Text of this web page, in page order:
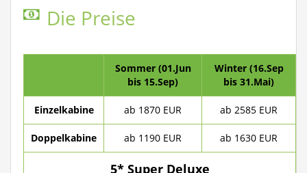
Die Preise
Sommer (01.Jun
bis 15.Sep)
Winter (16.Sep
bis 31.Mai)
Einzelkabine ab 1870 EUR ab 2585 EUR
Doppelkabine ab 1190 EUR ab 1630 EUR
5* Super Deluxe